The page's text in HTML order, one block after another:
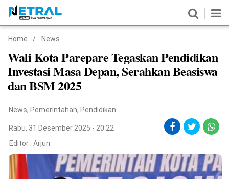
Nasional
Pemerintahan
Politik
Hukrim
Pendidikan
Home / News
Wali Kota Parepare Tegaskan Pendidikan
Investasi Masa Depan, Serahkan Beasiswa
dan BSM 2025
News, Pemerintahan, Pendidikan
Rabu, 31 Desember 2025 - 20:22
Editor : Arjun